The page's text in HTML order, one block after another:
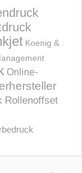
Koenig &
Online-
Rollenoffset